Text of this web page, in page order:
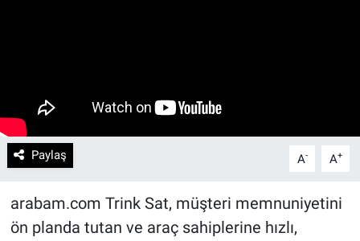
Paylaş A- A+
arabam.com Trink Sat, müşteri memnuniyetini
ön planda tutan ve araç sahiplerine hızlı,